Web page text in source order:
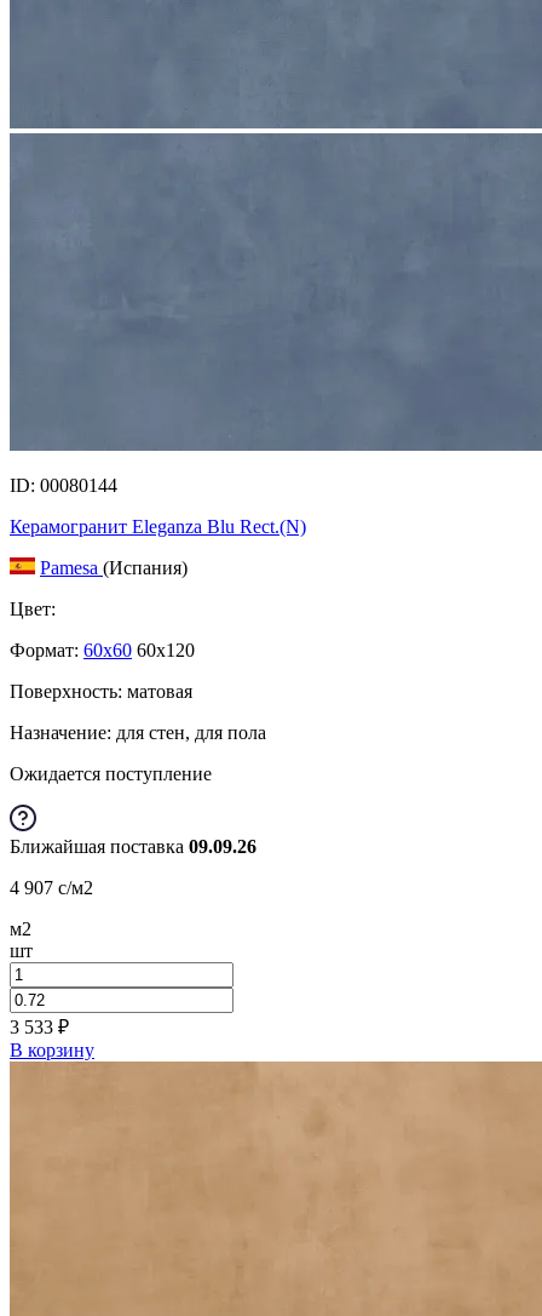
ID: 00080144
Керамогранит Eleganza Blu Rect.(N)
Pamesa (Испания)
Цвет:
Формат: 60x60 60x120
Поверхность: матовая
Назначение: для стен, для пола
Ожидается поступление
Ближайшая поставка 09.09.26
4 907 c/м2
м2
шт
3 533 ₽
В корзину